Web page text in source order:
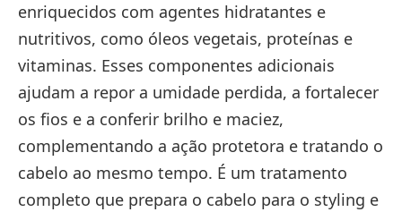
enriquecidos com agentes hidratantes e
nutritivos, como óleos vegetais, proteínas e
vitaminas. Esses componentes adicionais
ajudam a repor a umidade perdida, a fortalecer
os fios e a conferir brilho e maciez,
complementando a ação protetora e tratando o
cabelo ao mesmo tempo. É um tratamento
completo que prepara o cabelo para o styling e